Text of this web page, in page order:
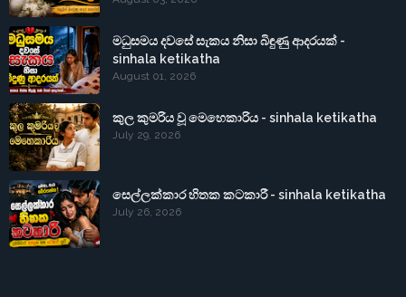
මධුසමය දවසේ සැකය නිසා බිඳුණු ආදරයක් -
sinhala ketikatha
August 01, 2026
කුල කුමරිය වූ මෙහෙකාරිය - sinhala ketikatha
July 29, 2026
සෙල්ලක්කාර හිතක කටකාරී - sinhala ketikatha
July 26, 2026